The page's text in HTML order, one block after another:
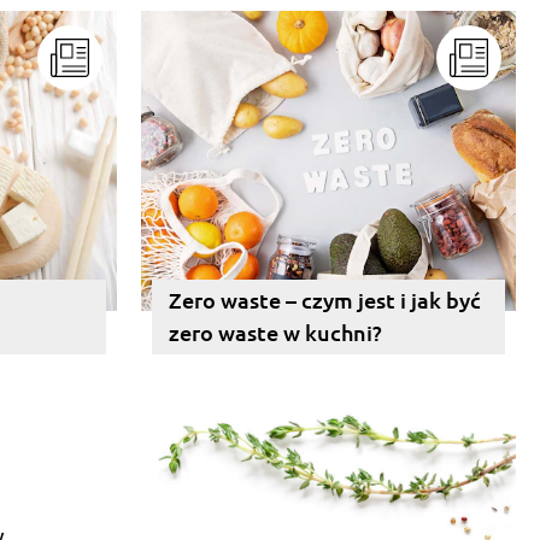
Zero waste – czym jest i jak być
zero waste w kuchni?